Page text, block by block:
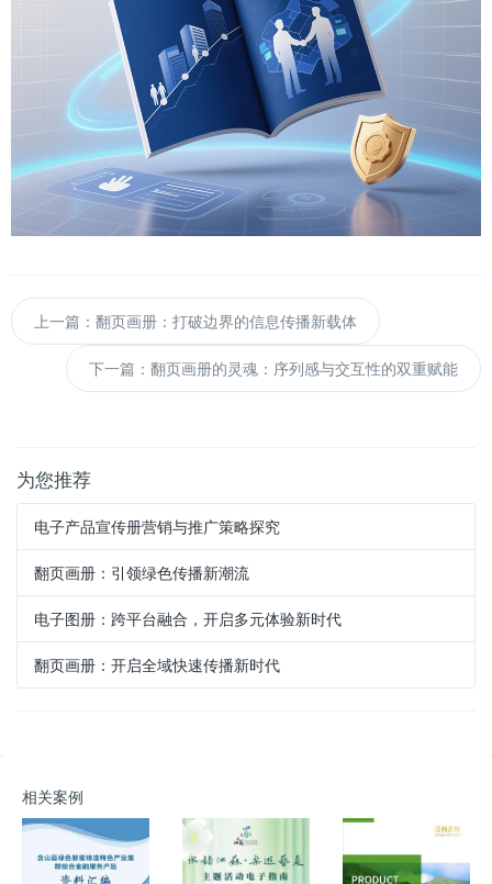
上一篇：翻页画册：打破边界的信息传播新载体
下一篇：翻页画册的灵魂：序列感与交互性的双重赋能
为您推荐
电子产品宣传册营销与推广策略探究
翻页画册：引领绿色传播新潮流
电子图册：跨平台融合，开启多元体验新时代
翻页画册：开启全域快速传播新时代
相关案例